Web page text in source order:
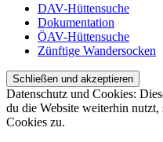
DAV-Hüttensuche
Dokumentation
ÖAV-Hüttensuche
Zünftige Wandersocken
Datenschutz und Cookies:
du die Website weiterhin
Cookies zu.